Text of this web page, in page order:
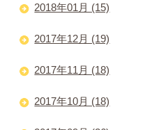
2018年01月 (15)
2017年12月 (19)
2017年11月 (18)
2017年10月 (18)